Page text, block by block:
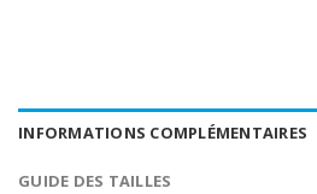
INFORMATIONS COMPLÉMENTAIRES
GUIDE DES TAILLES